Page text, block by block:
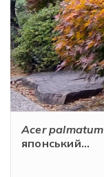
Acer palmatum
японський...